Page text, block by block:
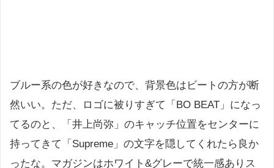
ブルー系の色が好きなので、背景色はビートの方が断
然いい。ただ、ロゴに被りすぎて「BO BEAT」になっ
てるのと、「井上尚弥」のキャッチ位置をセンターに
持ってきて「Supreme」の文字を隠してくれたら良か
ったな。マガジンはホワイト&グレーで統一感ありス